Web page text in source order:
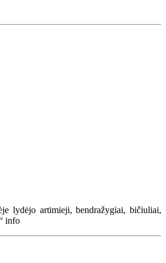
lydėjo artimieji, bendražygiai, bičiuliai,
info